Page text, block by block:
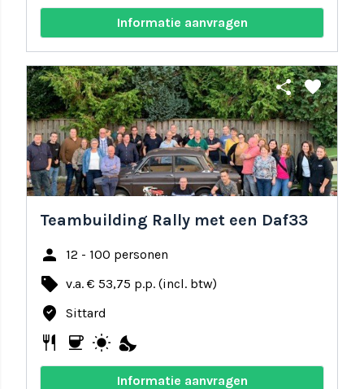
Informatie aanvragen
share favorite
Teambuilding Rally met een Daf33
person 12 - 100 personen
local_offer v.a. € 53,75 p.p. (incl. btw)
where_to_vote Sittard
restaurant coffee wb_sunny nights_stay
Informatie aanvragen